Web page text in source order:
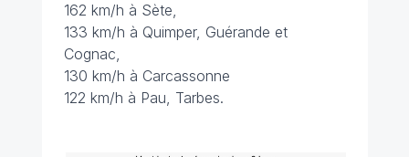
162 km/h à Sète,
133 km/h à Quimper, Guérande et
Cognac,
130 km/h à Carcassonne
122 km/h à Pau, Tarbes.